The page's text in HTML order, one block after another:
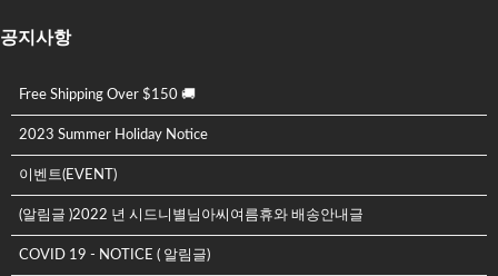
공지사항
Free Shipping Over $150 🚚
2023 Summer Holiday Notice
이벤트(EVENT)
(알림글 )2022 년 시드니별님아씨여름휴와 배송안내글
COVID 19 - NOTICE ( 알림글)